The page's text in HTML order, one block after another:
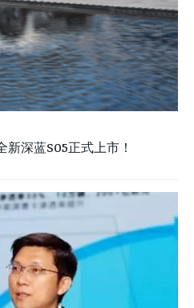
深蓝S05正式上市！